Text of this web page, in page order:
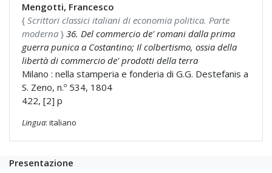
Mengotti, Francesco
{ Scrittori classici italiani di economia politica. Parte
moderna } 36. Del commercio de' romani dalla prima
guerra punica a Costantino; Il colbertismo, ossia della
libertà di commercio de' prodotti della terra
Milano : nella stamperia e fonderia di G.G. Destefanis a
S. Zeno, n.º 534, 1804
422, [2] p
Lingua: italiano
Presentazione